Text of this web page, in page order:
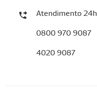
Atendimento 24h
0800 970 9087
4020 9087